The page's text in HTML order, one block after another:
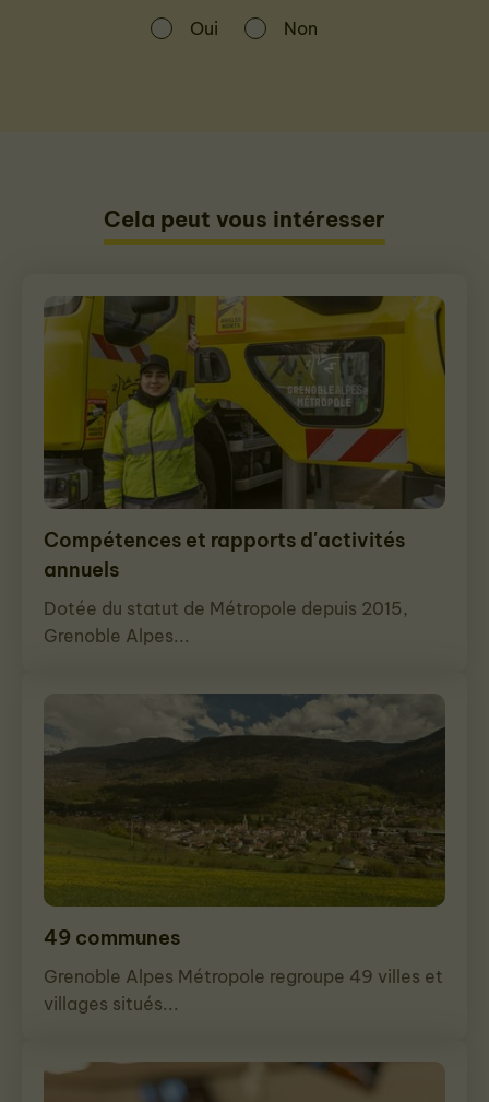
Oui Non
Cela peut vous intéresser
Compétences et rapports d'activités
annuels
Dotée du statut de Métropole depuis 2015,
Grenoble Alpes...
49 communes
Grenoble Alpes Métropole regroupe 49 villes et
villages situés...